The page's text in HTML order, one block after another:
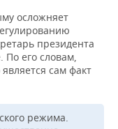
осложняет
президента
По его словам,
сам факт
режима.